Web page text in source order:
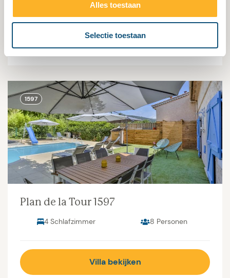
Alles toestaan
Selectie toestaan
Villa bekijken
1597
Plan de la Tour 1597
4 Schlafzimmer 8 Personen
Villa bekijken